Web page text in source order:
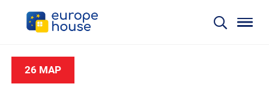
26 МАР